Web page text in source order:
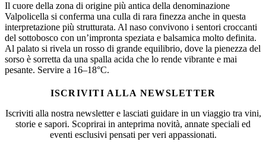
Il cuore della zona di origine più antica della denominazione
Valpolicella si conferma una culla di rara finezza anche in questa
interpretazione più strutturata. Al naso convivono i sentori croccanti
del sottobosco con un’impronta speziata e balsamica molto definita.
Al palato si rivela un rosso di grande equilibrio, dove la pienezza del
sorso è sorretta da una spalla acida che lo rende vibrante e mai
pesante. Servire a 16–18°C.
ISCRIVITI ALLA NEWSLETTER
Iscriviti alla nostra newsletter e lasciati guidare in un viaggio tra vini,
storie e sapori. Scoprirai in anteprima novità, annate speciali ed
eventi esclusivi pensati per veri appassionati.